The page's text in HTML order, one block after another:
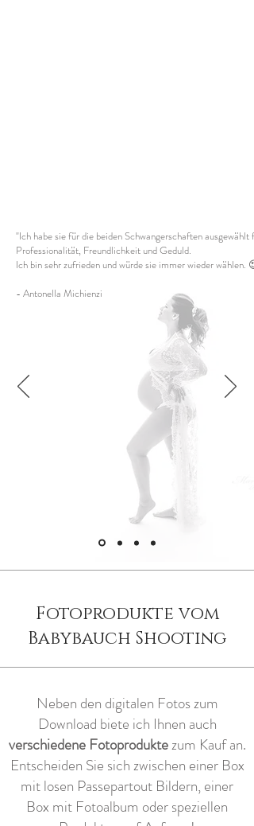
"Ich habe sie für die beiden Schwangerschaften
Professionalität, Freundlichkeit und Geduld.
Ich bin sehr zufrieden und würde sie immer wieder wählen.
- Antonella Michienzi
Fotoprodukte vom
Babybauch Shooting
Neben den digitalen Fotos zum
Download biete ich Ihnen auch
verschiedene Fotoproduktezum Kauf an.
Entscheiden Sie sich zwischen einer Box
mit losen Passepartout Bildern, einer
Box mit Fotoalbum oder speziellen